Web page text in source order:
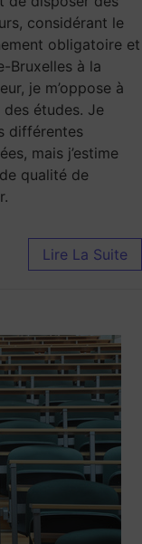
considérant le
obligatoire et
Bruxelles à la
je m’oppose à
des études. Je
différentes
mais j’estime
qualité de
Lire La Suite